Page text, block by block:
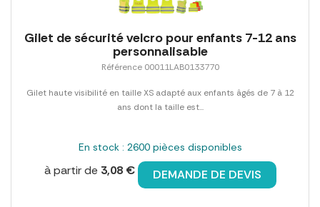
Gilet de sécurité velcro pour enfants 7-12 ans
personnalisable
Référence 00011LAB0133770
Gilet haute visibilité en taille XS adapté aux enfants âgés de 7 à 12
ans dont la taille est...
En stock : 2600 pièces disponibles
à partir de 3,08 € DEMANDE DE DEVIS